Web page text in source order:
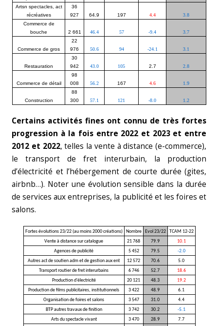
Artsn spectacles, act
récréatives
36
927
64.9 197 4.4
3.8
Commerce de
bouche
2 661 46.4 57 -9.4 3.7
Commerce de gros
22
976
50.6 94 -24.1 3.1
Restauration
30
942
43.0 105 2.7 2.8
Commerce de détail
98
008
56.2 167 4.6 1.9
Construction
88
300
57.1 121 -8.0 1.2
Certains activités fines ont connu de très fortes
progression à la fois entre 2022 et 2023 et entre
2012 et 2022, telles la vente à distance (e-commerce),
le transport de fret interurbain, la production
d’électricité et l’hébergement de courte durée (gites,
airbnb…). Noter une évolution sensible dans la durée
de services aux entreprises, la publicité et les foires et
salons.
Fortes évolutions 23/22 (au moins 2000 créations) Nombre Evol 23/22
TCAM 12-22
Vente à distance sur catalogue
21 768 79.9
10.1
Agences de publicité
5 452 79.5
-2.0
Autres act de soutien adm et de gestion aux ent
12 572 70.6
5.0
Transport routier de fret interurbains
6 746 52.7
18.6
Production d'électricité
20 121 48.3
19.2
Production de films publicitaires, institutionnels
3 422 48.9
6.1
Organisation de foires et salons
3 547 31.0
4.4
BTP autres travaux de finition
3 742 30.2
-5.1
Arts du spectacle vivant
3 470 28.9
7.7